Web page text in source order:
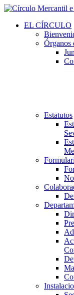
EL CÍRCULO
Órganos
Estatutos